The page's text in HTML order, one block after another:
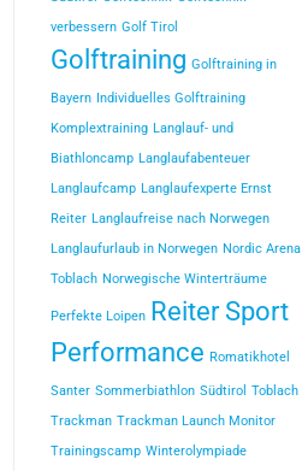
verbessern Golf Tirol
Golftraining Golftraining in
Bayern Individuelles Golftraining
Komplextraining Langlauf- und
Biathloncamp Langlaufabenteuer
Langlaufcamp Langlaufexperte Ernst
Reiter Langlaufreise nach Norwegen
Langlaufurlaub in Norwegen Nordic Arena
Toblach Norwegische Winterträume
Perfekte Loipen Reiter Sport
Performance Romatikhotel
Santer Sommerbiathlon Südtirol Toblach
Trackman Trackman Launch Monitor
Trainingscamp Winterolympiade